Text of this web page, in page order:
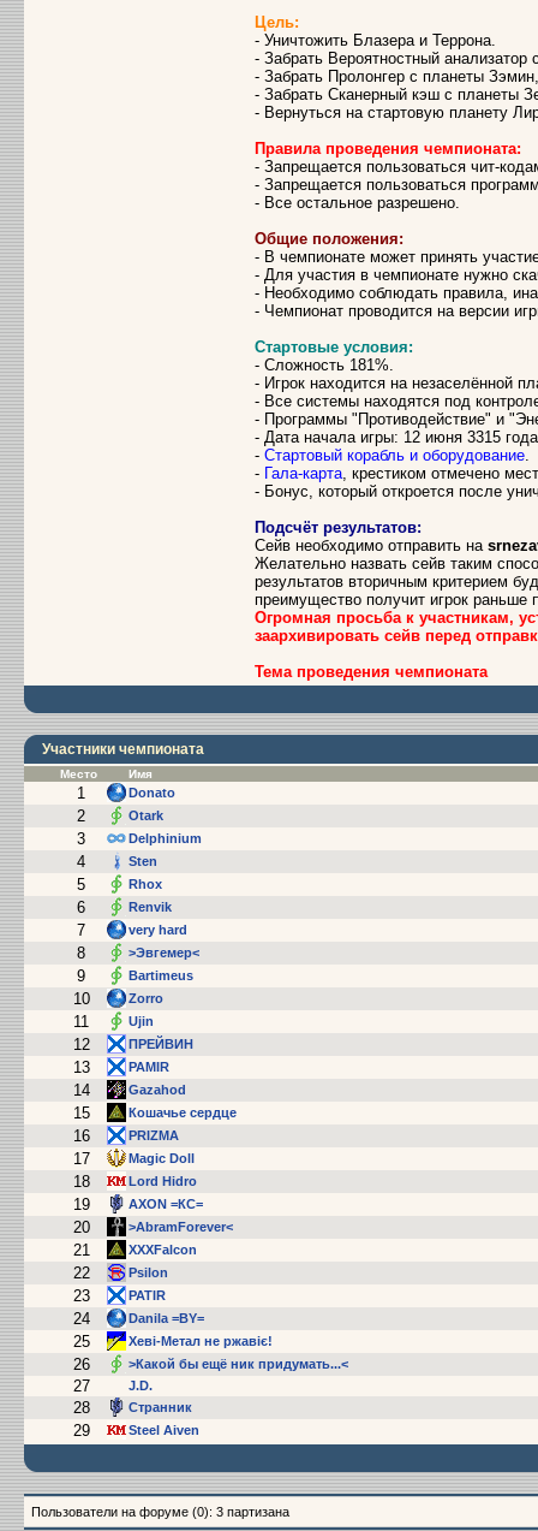
Цель:
- Уничтожить Блазера и Террона.
- Забрать Вероятностный
- Забрать Пролонгер с планеты
- Забрать Сканерный кэш с планеты
- Вернуться на стартовую планету
Правила проведения чемпионата:
- Запрещается пользоваться чит-
- Запрещается пользоваться
- Все остальное разрешено.
Общие положения:
- В чемпионате может принять
- Для участия в чемпионате нужно
- Необходимо соблюдать правила,
- Чемпионат проводится на версии
Стартовые условия:
- Сложность 181%.
- Игрок находится на незаселённой
- Все системы находятся под
- Программы "Противодействие" и
- Дата начала игры: 12 июня 3315
- Стартовый корабль и оборудование.
- Гала-карта, крестиком отмечено
- Бонус, который откроется после
Подсчёт результатов:
Сейв необходимо отправить на
Желательно назвать сейв таким
результатов вторичным критерием
преимущество получит игрок раньше
Огромная просьба к участникам,
заархивировать сейв перед
Тема проведения чемпионата
Участники чемпионата
Место Имя
1 Donato
2 Otark
3 Delphinium
4 Sten
5 Rhox
6 Renvik
7 very hard
8 >Эвгемер<
9 Bartimeus
10 Zorrо
11 Ujin
12 ПРЕЙВИН
13 PAMIR
14 Gazahod
15 Кошачье сердце
16 PRIZMA
17 Magic Doll
18 Lord Hidro
19 AXON =КС=
20 >AbramForever<
21 XXXFalcon
22 Psilon
23 PATIR
24 Danila =BY=
25 Хеві-Метал не ржавіє!
26 >Какой бы ещё ник придумать...<
27 J.D.
28 Cтранник
29 Steel Aiven
Пользователи на форуме (0): 3 партизана